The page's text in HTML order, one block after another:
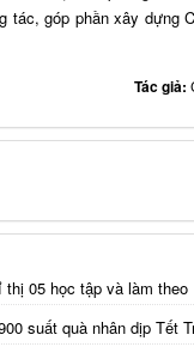
tác, góp phần xây dựng
Tác giả:
05 học tập và làm theo
suất quà nhân dịp Tết